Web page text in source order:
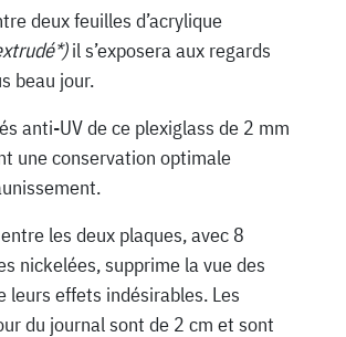
deux feuilles d’acrylique
il s’exposera aux regards
beau jour.
anti-UV de ce plexiglass de 2 mm
une conservation optimale
les deux plaques, avec 8
nickelées, supprime la vue des
leurs effets indésirables. Les
du journal sont de 2 cm et sont